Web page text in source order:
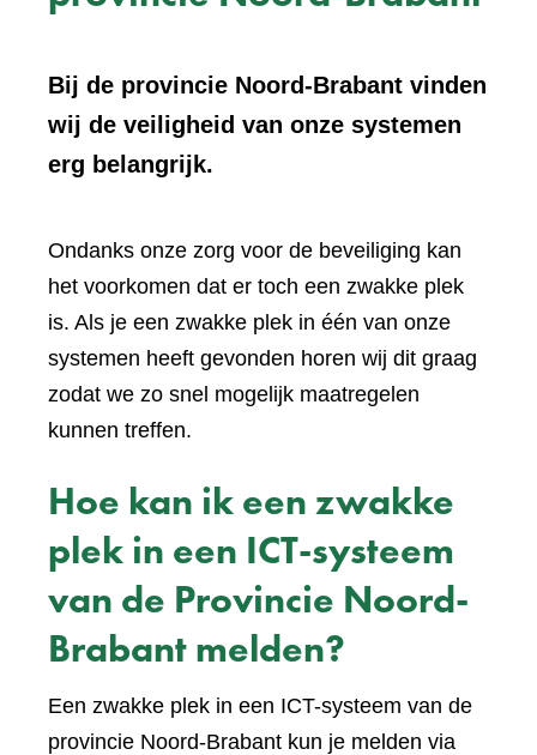
Bij de provincie Noord-Brabant vinden
wij de veiligheid van onze systemen
erg belangrijk.
Ondanks onze zorg voor de beveiliging kan
het voorkomen dat er toch een zwakke plek
is. Als je een zwakke plek in één van onze
systemen heeft gevonden horen wij dit graag
zodat we zo snel mogelijk maatregelen
kunnen treffen.
Hoe kan ik een zwakke
plek in een ICT-systeem
van de Provincie Noord-
Brabant melden?
Een zwakke plek in een ICT-systeem van de
provincie Noord-Brabant kun je melden via